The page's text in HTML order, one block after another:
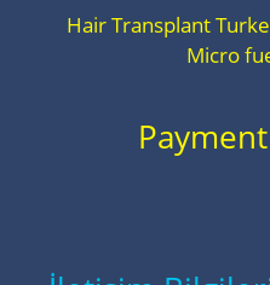
Hair Transplant
Micro